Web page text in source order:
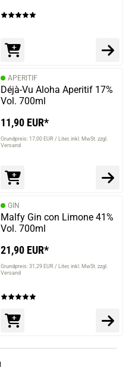
APERITIF
Déjà-Vu Aloha Aperitif 17%
Vol. 700ml
11,90 EUR*
Grundpreis: 17,00 EUR / Liter inkl. MwSt. zzgl.
Versand
GIN
Malfy Gin con Limone 41%
Vol. 700ml
21,90 EUR*
Grundpreis: 31,29 EUR / Liter inkl. MwSt. zzgl.
Versand